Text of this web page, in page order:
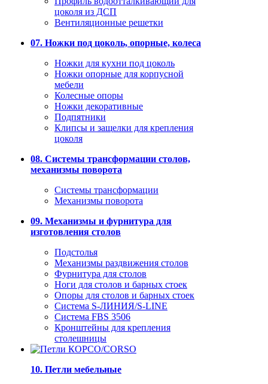
цоколя из ДСП
Вентиляционные решетки
07. Ножки под цоколь, опорные, колеса
Ножки для кухни под цоколь
Ножки опорные для корпусной
мебели
Колесные опоры
Ножки декоративные
Подпятники
Клипсы и защелки для крепления
цоколя
08. Системы трансформации столов,
механизмы поворота
Системы трансформации
Механизмы поворота
09. Механизмы и фурнитура для
изготовления столов
Подстолья
Механизмы раздвижения столов
Фурнитура для столов
Ноги для столов и барных стоек
Опоры для столов и барных стоек
Система S-ЛИНИЯ/S-LINE
Система FBS 3506
Кронштейны для крепления
столешницы
10. Петли мебельные